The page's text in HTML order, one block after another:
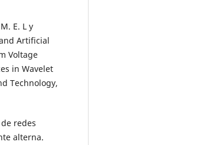
E. L y
Artificial
Voltage
in Wavelet
Technology,
redes
alterna.